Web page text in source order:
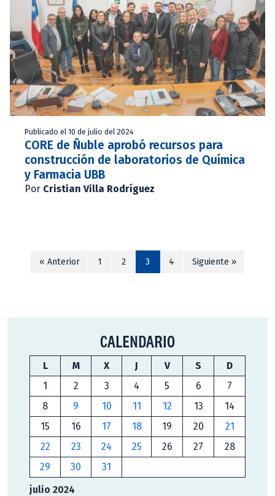
Publicado el 10 de julio del 2024
CORE de Ñuble aprobó recursos para
construcción de laboratorios de Química
y Farmacia UBB
Por Cristian Villa Rodríguez
« Anterior 1 2 3 4 Siguiente »
CALENDARIO
julio 2024
L M X J V S
D
1
2 3 4 5 6
7
8
9 10 11 12 13
14
15
16 17 18 19 20
21
22
23 24 25 26 27
28
29
30 31